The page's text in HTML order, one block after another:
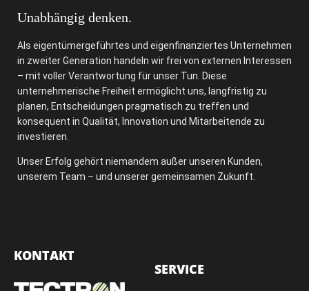
Unabhängig denken.
Als eigentümergeführtes und eigenfinanziertes Unternehmen
in zweiter Generation handeln wir frei von externen Interessen
– mit voller Verantwortung für unser Tun. Diese
unternehmerische Freiheit ermöglicht uns, langfristig zu
planen, Entscheidungen pragmatisch zu treffen und
konsequent in Qualität, Innovation und Mitarbeitende zu
investieren.
Unser Erfolg gehört niemandem außer unseren Kunden,
unserem Team – und unserer gemeinsamen Zukunft.
KONTAKT
SERVICE